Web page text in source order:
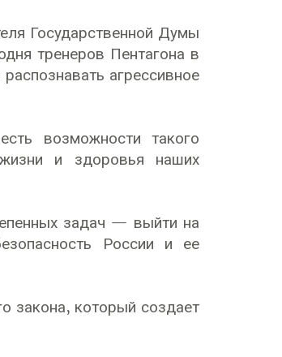
Государственной Думы
тренеров Пентагона в
агрессивное
возможности такого
и здоровья наших
задач — выйти на
России и ее
закона, который создает